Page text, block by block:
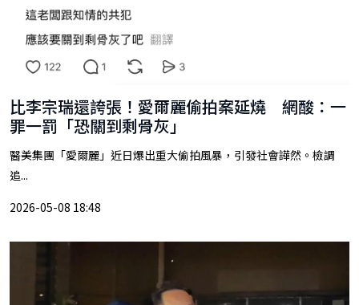
比李宗瑞還誇張！愛爾麗偷拍案延燒 網酸：一
罪一罰「恐關到剩骨灰」
醫美集團「愛爾麗」近日爆出重大偷拍風暴，引發社會譁然。檢調
追...
2026-05-08 18:48